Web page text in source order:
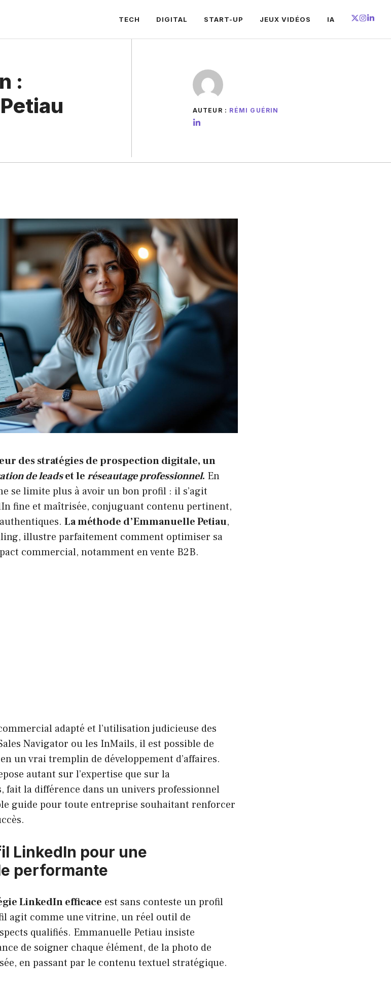
TECH DIGITAL START-UP JEUX VIDÉOS IA
:
AUTEUR : RÉMI GUÉRIN
des stratégies de prospection digitale, un
de leadset leréseautage professionnel. En
se limite plus à avoir un bon profil : il s’agit
fine et maîtrisée, conjuguant contenu pertinent,
La méthode d’Emmanuelle Petiau,
illustre parfaitement comment optimiser sa
commercial, notamment en vente B2B.
adapté et l’utilisation judicieuse des
Navigator ou les InMails, il est possible de
un vrai tremplin de développement d’affaires.
autant sur l’expertise que sur la
fait la différence dans un univers professionnel
guide pour toute entreprise souhaitant renforcer
LinkedIn pour une
performante
LinkedIn efficace est sans conteste un profil
agit comme une vitrine, un réel outil de
qualifiés. Emmanuelle Petiau insiste
de soigner chaque élément, de la photo de
en passant par le contenu textuel stratégique.